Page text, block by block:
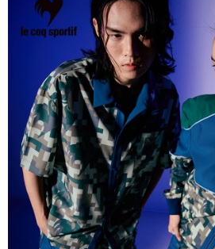
2.透過簡訊連結打開帳單後，可選擇「超商條
帳／街口支付／iPASS MONEY」等通路繳費
1.本服務係由「台灣大哥大股份有限公司」（
用戶於交易時，得透過本服務購買商品或服
買賣價金債權讓與本公司後，依約使用本公司
2.基於同意付款使用「大哥付你分期」之契約
資料（包含姓名、電話或地址）提供予台灣大
由本公司與您本人進行分期帳單所需資料之確
3.完整用戶服務條款，請詳閱以下連結：
結帳頁面，進行簡訊認證並確認金額後，即可
２．訂單成立數日內，您將收到繳費通知簡訊
３．收到繳費通知簡訊後14天內，點擊此簡訊
ATM／網路銀行／等多元方式進行付款，方視
※ 請注意：結帳手續完成當下不需立刻繳費，
購買商品的店家。未經商家同意取消之訂單
後付繳納相關費用。
※ 交易是否成功請以「AFTEE先享後付 」之
是否繳費成功／繳費後需取消欲退款等相關疑
客戶支援中心」
https://
【注意事項】
１．透過由恩沛科技股份有限公司提供之「
易，需依本服務之必要範圍內提供個人資料
權轉讓予恩沛科技股份有限公司。
２．關於個人資料處理事宜，請瀏覽以下網址
https://aftee.tw/terms/#terms3
付款後全家取貨
免運費
萊爾富取貨付款
免運費
付款後萊爾富取貨
免運費
7-11取貨付款
免運費
付款後7-11取貨
免運費